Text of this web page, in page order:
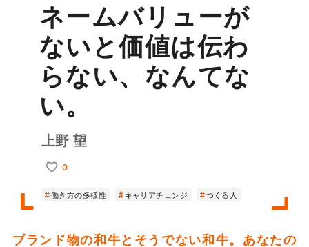
ネームバリューが
ないと価値は伝わ
らない、なんてな
い。
上野 望
0
働き方の多様性 キャリアチェンジ つくる人
ブランド物の和牛とそうでない和牛。あなたの